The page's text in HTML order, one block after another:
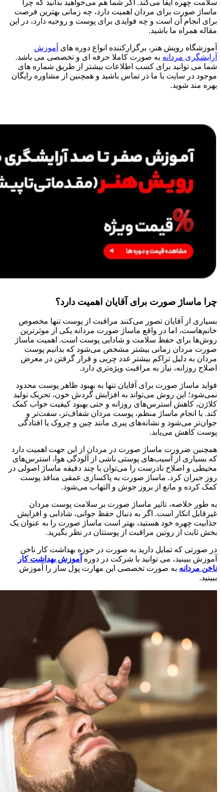
سلامت چهره ایفا می‌کند. اگر شما هم می‌خواهید بدانید که چرا
ماساژ صورت برای مردان اهمیت دارد، چه زمانی بهترین فرصت
برای انجام آن است و چه فوایدی برای پوست و روحیه دارد، در این
مقاله همراه ما باشید.
آموزشگاه رویش هنر، برگزارکننده انواع دوره های آموزش
آرایشگری مردانه به صورت کاملا حرفه ای و تخصصی می باشد.
شما می توانید برای کسب اطلاعات بیشتر از طریق شماره های
موجود در سایت با ما در تماس باشید و همچنین از مشاوره رایگان
بهره مند شوید.
چرا ماساژ صورت برای آقایان اهمیت دارد؟
بسیاری از آقایان تصور می‌کنند مراقبت از پوست تنها مخصوص
خانم‌هاست، اما در واقع ماساژ صورت مردانه یکی از موثرترین
روش‌ها برای حفظ سلامت و شادابی پوست است. اهمیت ماساژ
صورت مردان زمانی بیشتر مشخص می‌شود که بدانیم پوست
مردان به دلیل تراکم بیشتر غدد چربی و قرار گرفتن در معرض
اصلاح روزانه، نیاز به مراقبت ویژه‌تری دارد.
فواید ماساژ صورت برای آقایان تنها به بهبود ظاهر پوست محدود
نمی‌شود؛ این روش می‌تواند به افزایش گردش خون، تحریک تولید
کلاژن، کاهش استرس‌های روزانه و حتی بهبود کیفیت خواب کمک
کند. با انجام ماساژ منظم، پوست مردان شفاف‌تر، سفت‌تر و
جوان‌تر می‌شود و نشانه‌های پیری مانند چین و چروک یا افتادگی
پوست کاهش می‌یابد.
همچنین ضرورت ماساژ صورت در مردان از این جهت اهمیت دارد
که بسیاری از آسیب‌های پوستی ناشی از آلودگی هوا، استرس‌های
محیطی و اصلاح نادرست را می‌توان با چند دقیقه ماساژ اصولی در
روز جبران کرد. ماساژ صورت به پاکسازی عمقی منافذ پوست
کمک کرده و مانع از بروز جوش و التهاب می‌شود.
به طور خلاصه، تاثیر ماساژ صورت بر سلامت پوست مردان
غیرقابل انکار است. اگر به دنبال حفظ جوانی، شادابی و افزایش
جذابیت چهره خود هستید، بهتر است ماساژ صورت را به عنوان یک
بخش ثابت از روتین مراقبت از پوستتان در نظر بگیرید.
در صورتی که تمایل دارید به صورت در حوزه بهداشت کار ناخن
آموزش ببینید، می توانید با شرکت در دوره آموزش بهداشت کار
ناخن مردانه به صورت تخصصی این مهارت پول ساز را آموزش
ببینید.